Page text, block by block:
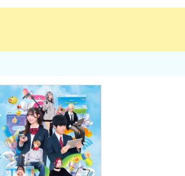
北陸・甲信越
中国
九州・沖縄